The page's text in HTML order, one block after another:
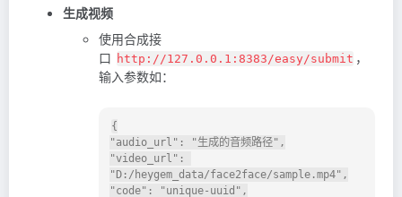
生成视频
使用合成接
口 http://127.0.0.1:8383/easy/submit ，
输入参数如：
{
"audio_url": "生成的音频路径",
"video_url":
"D:/heygem_data/face2face/sample.mp4",
"code": "unique-uuid",